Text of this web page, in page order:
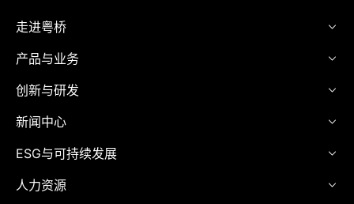
走进粤桥
产品与业务
创新与研发
新闻中心
ESG与可持续发展
人力资源